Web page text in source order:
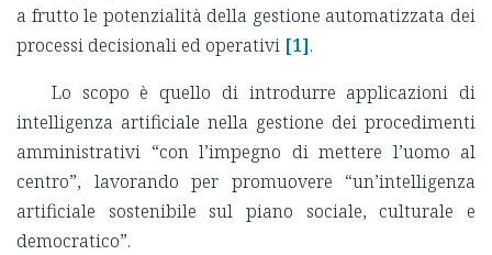
a frutto le potenzialità della gestione automatizzata dei
processi decisionali ed operativi [1].
Lo scopo è quello di introdurre applicazioni di
intelligenza artificiale nella gestione dei procedimenti
amministrativi “con l’impegno di mettere l’uomo al
centro”, lavorando per promuovere “un’intelligenza
artificiale sostenibile sul piano sociale, culturale e
democratico”.